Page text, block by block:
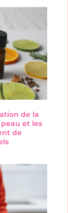
de la
et les
de